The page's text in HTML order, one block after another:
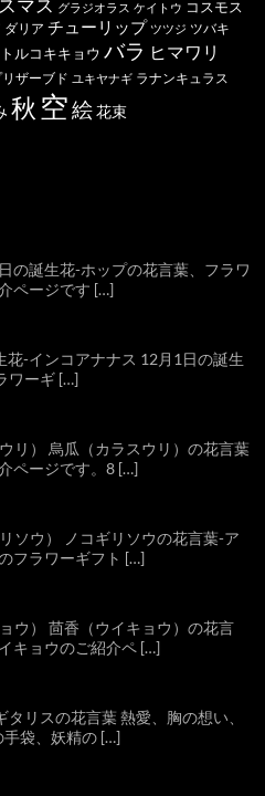
マス グラジオラス ケイトウ コスモス
ダリア チューリップ ツツジ ツバキ
トルコキキョウ バラ ヒマワリ
リザーブド ユキヤナギ ラナンキュラス
秋 空絵花束
の誕生花-ホップの花言葉、フラワ
ページです […]
-インコアナナス 12月1日の誕生
ワーギ […]
リ） 烏瓜（カラスウリ）の花言葉
ページです。8 […]
ソウ） ノコギリソウの花言葉-ア
フラワーギフト […]
ウ） 茴香（ウイキョウ）の花言
キョウのご紹介ペ […]
リスの花言葉 熱愛、胸の想い、
手袋、妖精の […]